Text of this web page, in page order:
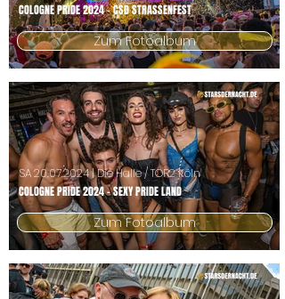
COLOGNE PRIDE 2024 - CSD STRASSENFEST
Zum Fotoalbum
COLOGNE PRIDE 2024 - SEXY PRIDE LAND
SA20.07.2024| Die Halle / TOR2 Köln
Zum Fotoalbum